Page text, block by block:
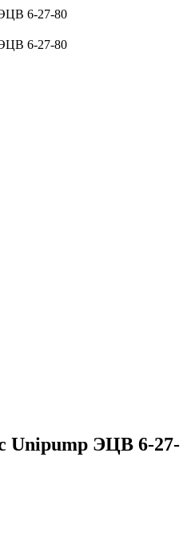
6-27-80
6-27-80
Unipump ЭЦВ 6-27-